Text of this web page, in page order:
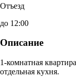
Отъезд
до 12:00
Описание
1-комнатная
отдельная кухня.